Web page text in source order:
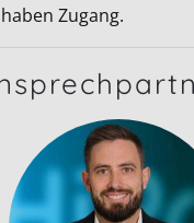
Zugang.